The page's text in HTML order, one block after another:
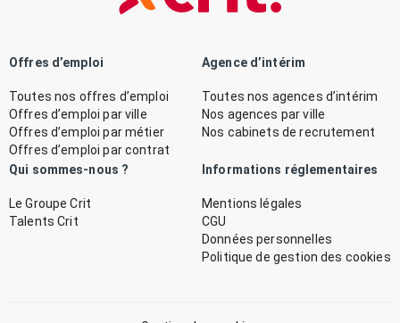
Offres d’emploi
Toutes nos offres d’emploi
Offres d’emploi par ville
Offres d’emploi par métier
Offres d’emploi par contrat
Agence d’intérim
Toutes nos agences d’intérim
Nos agences par ville
Nos cabinets de recrutement
Qui sommes-nous ?
Le Groupe Crit
Talents Crit
Informations réglementaires
Mentions légales
CGU
Données personnelles
Politique de gestion des cookies